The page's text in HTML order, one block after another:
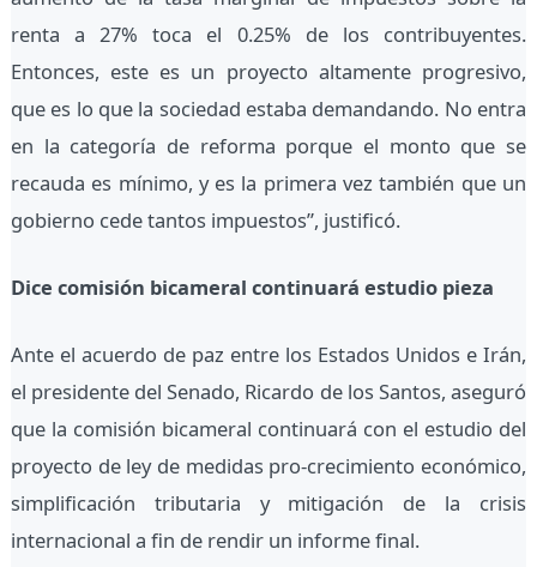
renta a 27% toca el 0.25% de los contribuyentes.
Entonces, este es un proyecto altamente progresivo,
que es lo que la sociedad estaba demandando. No entra
en la categoría de reforma porque el monto que se
recauda es mínimo, y es la primera vez también que un
gobierno cede tantos impuestos”, justificó.
Dice comisión bicameral continuará estudio pieza
Ante el acuerdo de paz entre los Estados Unidos e Irán,
el presidente del Senado, Ricardo de los Santos, aseguró
que la comisión bicameral continuará con el estudio del
proyecto de ley de medidas pro-crecimiento económico,
simplificación tributaria y mitigación de la crisis
internacional a fin de rendir un informe final.